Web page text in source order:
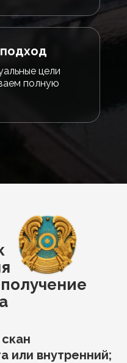
цели
полную
или внутренний;